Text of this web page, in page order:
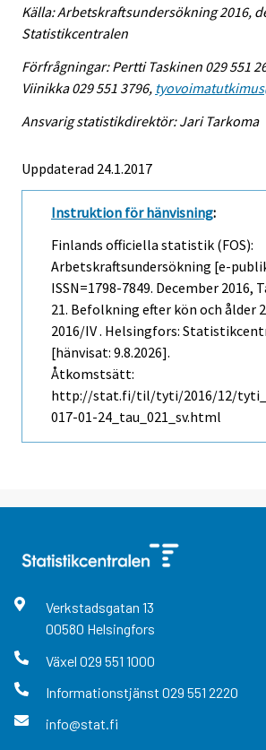
Källa: Arbetskraftsundersökning 2016,
Statistikcentralen
Förfrågningar: Pertti Taskinen 029 551
Viinikka 029 551 3796,
Ansvarig statistikdirektör: Jari Tarkoma
Uppdaterad 24.1.2017
Instruktion för hänvisning:
Finlands officiella statistik (FOS):
Arbetskraftsundersökning [e-
ISSN=1798-7849. December 2016,
21. Befolkning efter kön och ålder
2016/IV . Helsingfors:
[hänvisat: 9.8.2026].
Åtkomstsätt:
http://stat.fi/til/tyti/2016/12/
017-01-24_tau_021_sv.html
Verkstadsgatan 13
00580 Helsingfors
Växel 029 551 1000
Informationstjänst 029 551 2220
info@stat.fi